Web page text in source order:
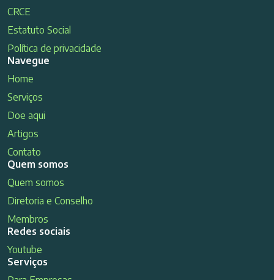
CRCE
Estatuto Social
Política de privacidade
Navegue
Home
Serviços
Doe aqui
Artigos
Contato
Quem somos
Quem somos
Diretoria e Conselho
Membros
Redes sociais
Youtube
Serviços